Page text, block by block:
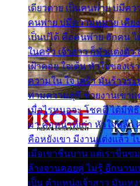
เดียวดาย เป็นคนพ่าย บ่มีคว
คนพ่าย บ่มีความหมาย เคียง
เป็นบ่ได้ คือคนพ่าย ฮักคน
ในครัว เจ้าสาว ก็มัวแต่งตัว
เฝ้าคอย ใจเต้น หัวใจของเ
ความใน ใจ เศร้า มันร้าวร
ท่ามความสุขี ช่วยงานเขาแ
เมื่อไรหนอจะ โชคดี ได้มีพิ
มา คือหน้าที่เก่า หัวใจหล้า
คือหยังเขา มีงานแต่งแล้ว
เมื่อเขาชื่นบาน แต่เราขื่นข
ล้างจานคอยคู่ ไม่รู้ อีกนาน
เป็น ตำแหน่งเจ้าสาว มันเ